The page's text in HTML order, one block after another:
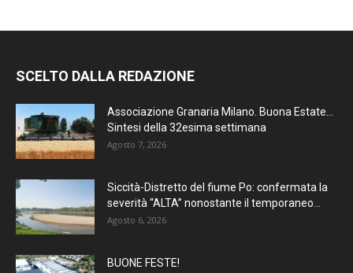
SCELTO DALLA REDAZIONE
Associazione Granaria Milano. Buona Estate…
Sintesi della 32esima settimana
Agosto 7, 2026
Siccità-Distretto del fiume Po: confermata la
severità “ALTA” nonostante il temporaneo...
Agosto 6, 2026
BUONE FESTE!